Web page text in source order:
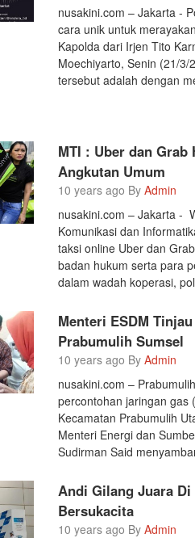
nusakini.com – Jakarta -
cara unik untuk
Kapolda dari Irjen Tito
Moechiyarto, Senin (21/3/
tersebut adalah dengan
MTI : Uber dan Grab
Angkutan Umum
10 years ago ByAdmin
nusakini.com – Jakarta -
Komunikasi dan
taksi online Uber dan
badan hukum serta para
dalam wadah koperasi,
Menteri ESDM
Prabumulih Sumsel
10 years ago ByAdmin
nusakini.com –
percontohan jaringan gas
Kecamatan Prabumulih
Menteri Energi dan
Sudirman Said
Andi Gilang Juara
Bersukacita
10 years ago ByAdmin